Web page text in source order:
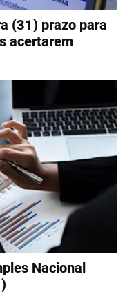
(31) prazo para
acertarem
Nacional